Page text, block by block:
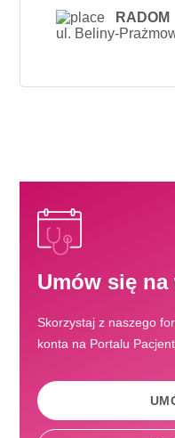
RADOM
ul. Beliny-
Umów się na
Skorzystaj z naszego
konta na Portalu